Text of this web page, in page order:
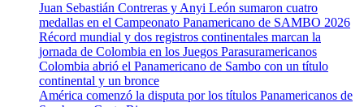
Juan Sebastián Contreras y Anyi León sumaron cuatro
medallas en el Campeonato Panamericano de SAMBO 2026
Récord mundial y dos registros continentales marcan la
jornada de Colombia en los Juegos Parasuramericanos
Colombia abrió el Panamericano de Sambo con un título
continental y un bronce
América comenzó la disputa por los títulos Panamericanos de